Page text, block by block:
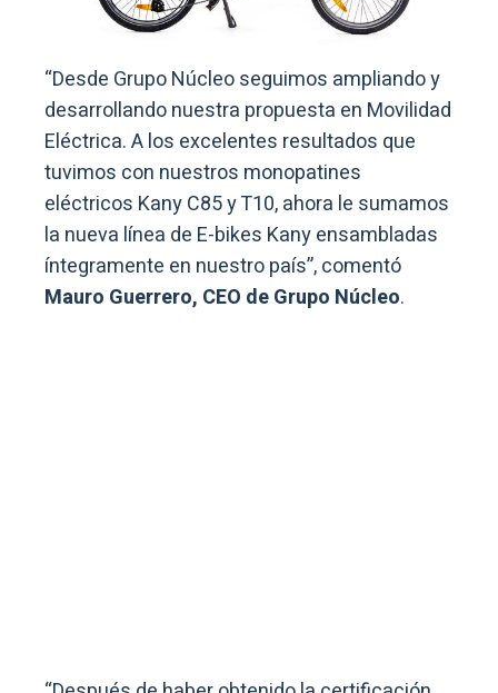
“Desde Grupo Núcleo seguimos ampliando y
desarrollando nuestra propuesta en Movilidad
Eléctrica. A los excelentes resultados que
tuvimos con nuestros monopatines
eléctricos Kany C85 y T10, ahora le sumamos
la nueva línea de E-bikes Kany ensambladas
íntegramente en nuestro país”, comentó
Mauro Guerrero, CEO de Grupo Núcleo.